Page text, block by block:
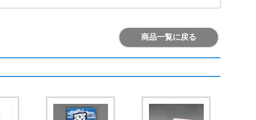
商品一覧に戻る